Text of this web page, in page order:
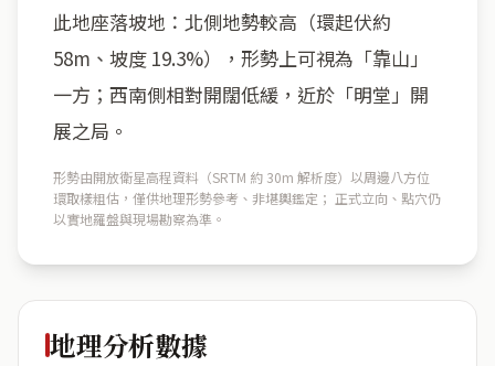
此地座落坡地：北側地勢較高（環起伏約
58m、坡度 19.3%），形勢上可視為「靠山」
一方；西南側相對開闊低緩，近於「明堂」開
展之局。
形勢由開放衛星高程資料（SRTM 約 30m 解析度）以周邊八方位
環取樣粗估，僅供地理形勢參考、非堪輿鑑定； 正式立向、點穴仍
以實地羅盤與現場勘察為準。
地理分析數據